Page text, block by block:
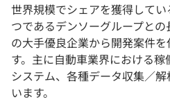
世界規模でシェアを獲得して
つであるデンソーグループと
の大手優良企業から開発案件
す。主に自動車業界における
システム、各種データ収集／
います。